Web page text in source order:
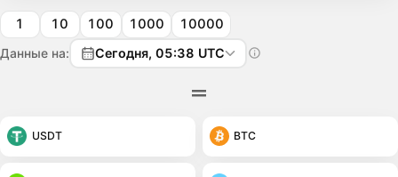
1 10 100 1000 10000
Данные на: Сегодня, 05:38 UTC
USDT BTC